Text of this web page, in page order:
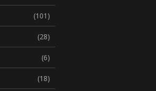
(101)
(28)
(6)
(18)